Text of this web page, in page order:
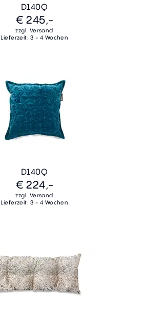
D140Q
€ 245,-
zzgl. Versand
Lieferzeit: 3 - 4 Wochen
D140Q
€ 224,-
zzgl. Versand
Lieferzeit: 3 - 4 Wochen